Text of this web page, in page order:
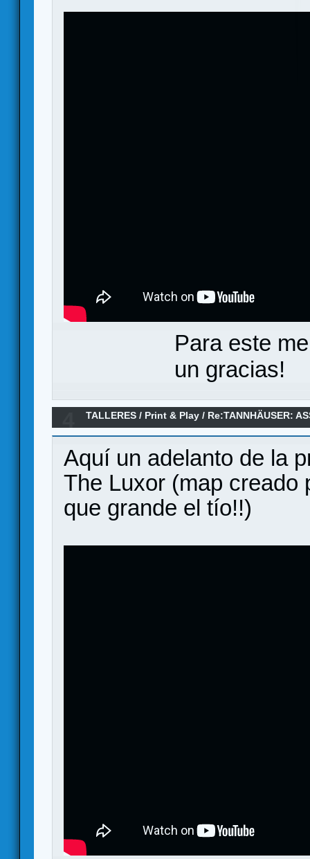
Para este
un gracias!
TALLERES / Print & Play / Re:TANNHÄUSER:
Game
Aquí un adelanto de la
The Luxor (map creado
que grande el tío!!)